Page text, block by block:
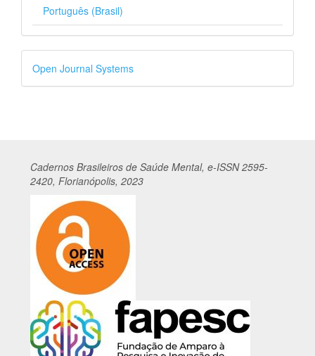
Português (Brasil)
Desenvolvido
por
Open Journal Systems
Cadernos Brasileiros de Saúde Mental, e-ISSN 2595-
2420, Florianópolis, 2023